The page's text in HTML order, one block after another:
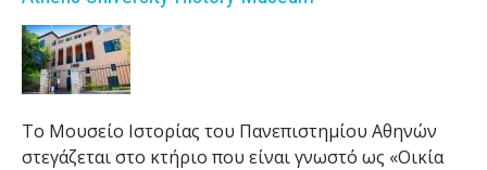
Το Μουσείο Ιστορίας του Πανεπιστημίου Αθηνών
στεγάζεται στο κτήριο που είναι γνωστό ως «Οικία